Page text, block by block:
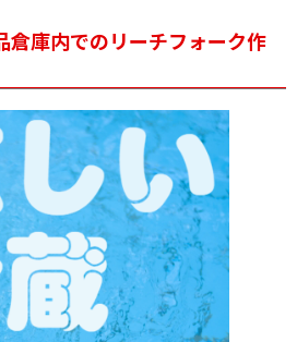
庫内でのリーチフォーク作